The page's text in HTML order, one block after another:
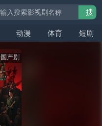
动漫 体育 短剧
搜
国产剧